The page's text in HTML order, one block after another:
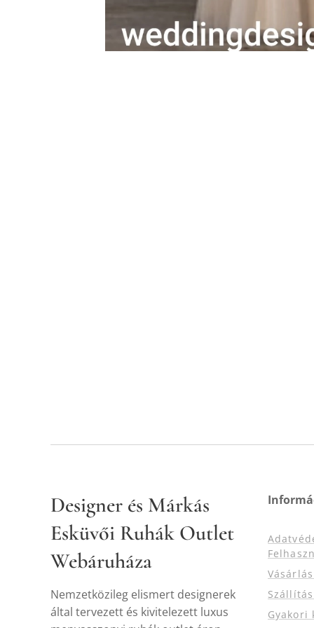
Designer és Márkás
Esküvői Ruhák Outlet
Webáruháza
Nemzetközileg elismert designerek
által tervezett és kivitelezett luxus
Gyakori